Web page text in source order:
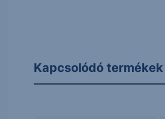
Kapcsolódó termékek